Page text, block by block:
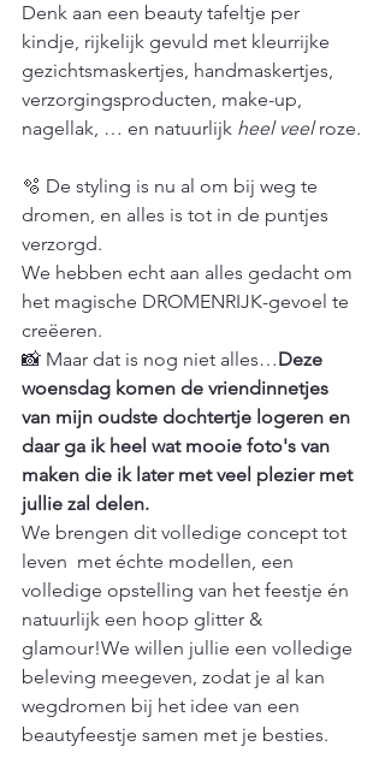
Denk aan een beauty tafeltje per
kindje, rijkelijk gevuld met kleurrijke
gezichtsmaskertjes, handmaskertjes,
verzorgingsproducten, make-up,
nagellak, … en natuurlijk heel veel roze.
🫧 De styling is nu al om bij weg te
dromen, en alles is tot in de puntjes
verzorgd.
We hebben echt aan alles gedacht om
het magische DROMENRIJK-gevoel te
creëeren.
📸 Maar dat is nog niet alles…Deze
woensdag komen de vriendinnetjes
van mijn oudste dochtertje logeren en
daar ga ik heel wat mooie foto's van
maken die ik later met veel plezier met
jullie zal delen.
We brengen dit volledige concept tot
leven  met échte modellen, een
volledige opstelling van het feestje én
natuurlijk een hoop glitter &
glamour!We willen jullie een volledige
beleving meegeven, zodat je al kan
wegdromen bij het idee van een
beautyfeestje samen met je besties.